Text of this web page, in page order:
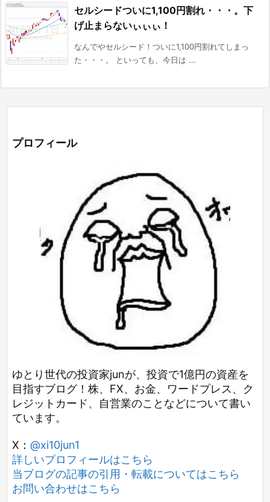
セルシードついに1,100円割れ・・・。下
げ止まらないぃぃぃ！
なんでやセルシード！ついに1,100円割れてしまっ
た・・・。 といっても、今日は ...
プロフィール
ゆとり世代の投資家junが、投資で1億円の資産を
目指すブログ！株、FX、お金、ワードプレス、ク
レジットカード、自営業のことなどについて書い
ています。
X： @xi10jun1
詳しいプロフィールはこちら
当ブログの記事の引用・転載についてはこちら
お問い合わせはこちら